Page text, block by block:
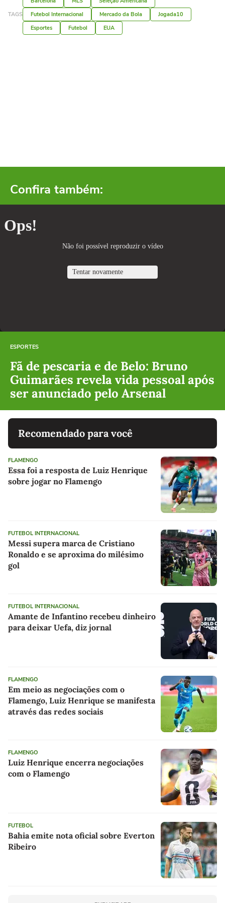
TAGS
Futebol Internacional
Mercado da Bola
Jogada10
Esportes
Futebol EUA
Confira também:
ESPORTES
Fã de pescaria e de Belo: Bruno
Guimarães revela vida pessoal após
ser anunciado pelo Arsenal
Recomendado para você
FLAMENGO
Essa foi a resposta de Luiz Henrique
sobre jogar no Flamengo
FUTEBOL INTERNACIONAL
Messi supera marca de Cristiano
Ronaldo e se aproxima do milésimo
gol
FUTEBOL INTERNACIONAL
Amante de Infantino recebeu dinheiro
para deixar Uefa, diz jornal
FLAMENGO
Em meio as negociações com o
Flamengo, Luiz Henrique se manifesta
através das redes sociais
FLAMENGO
Luiz Henrique encerra negociações
com o Flamengo
FUTEBOL
Bahia emite nota oficial sobre Everton
Ribeiro